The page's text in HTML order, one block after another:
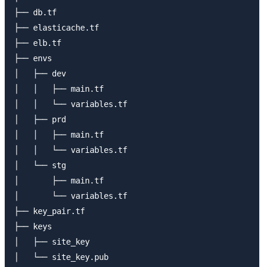
├── db.tf
├── elasticache.tf
├── elb.tf
├── envs
│   ├── dev
│   │   ├── main.tf
│   │   └── variables.tf
│   ├── prd
│   │   ├── main.tf
│   │   └── variables.tf
│   └── stg
│       ├── main.tf
│       └── variables.tf
├── key_pair.tf
├── keys
│   ├── site_key
│   └── site_key.pub